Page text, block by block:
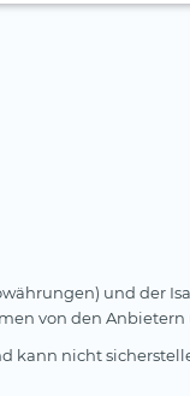
und der
von den
nicht